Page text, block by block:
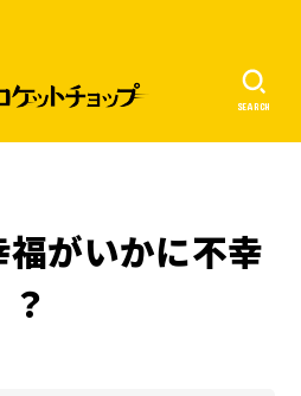
SEARCH
がいかに不幸